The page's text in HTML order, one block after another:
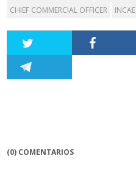
CHIEF COMMERCIAL OFFICER
INCAE
(0) COMENTARIOS